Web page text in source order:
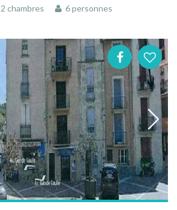
2 chambres 6 personnes